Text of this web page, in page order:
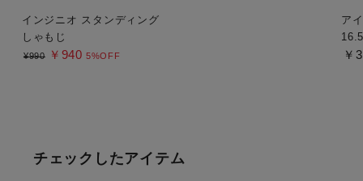
インジニオ スタンディング
しゃもじ
¥990 ￥940 5%OFF
ア
￥
チェックしたアイテム